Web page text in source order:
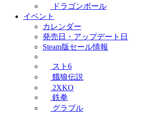
ドラゴンボール
イベント
カレンダー
発売日・アップデート日
Steam版セール情報
スト6
餓狼伝説
2XKO
鉄拳
グラブル